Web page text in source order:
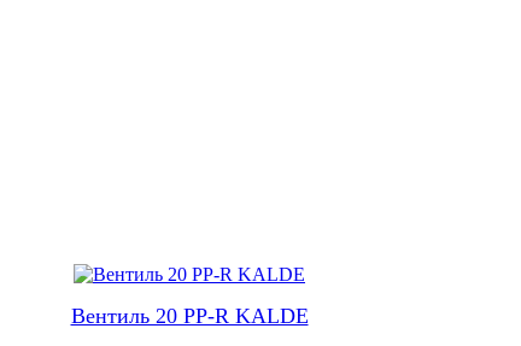
Вентиль 20 PP-R KALDE